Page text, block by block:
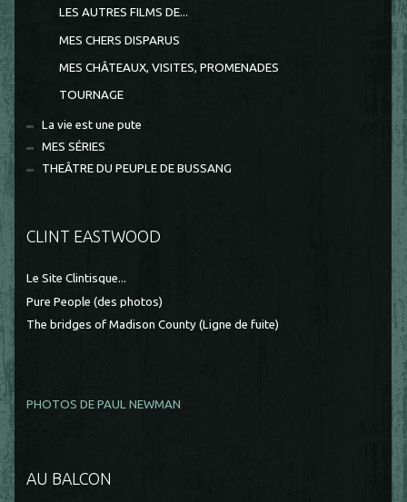
LES AUTRES FILMS DE...
MES CHERS DISPARUS
MES CHÂTEAUX, VISITES, PROMENADES
TOURNAGE
La vie est une pute
MES SÉRIES
THEÂTRE DU PEUPLE DE BUSSANG
CLINT EASTWOOD
Le Site Clintisque...
Pure People (des photos)
The bridges of Madison County (Ligne de fuite)
PHOTOS DE PAUL NEWMAN
AU BALCON